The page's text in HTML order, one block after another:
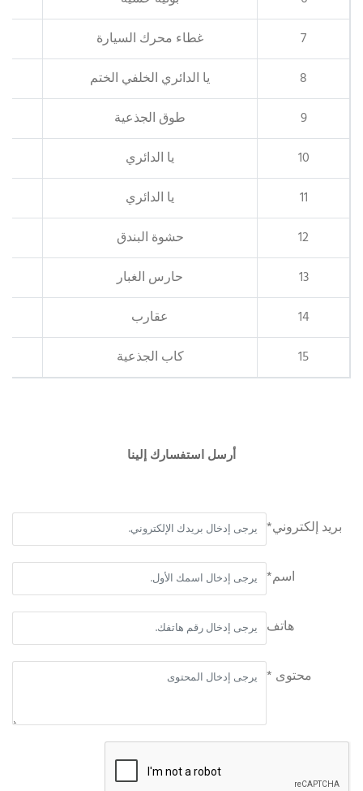
7
غطاء محرك السيارة
8
يا الدائري الخلفي الختم
9
طوق الجذعية
10
يا الدائري
11
يا الدائري
12
حشوة البندق
13
حارس الغبار
14
عقارب
15
كاب الجذعية
أرسل استفسارك إلينا
بريد إلكتروني*
اسم*
هاتف
محتوى *